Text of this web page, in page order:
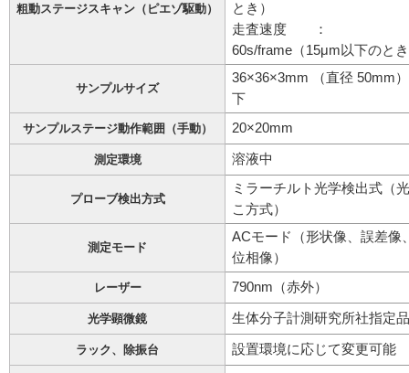
粗動ステージスキャン（ピエゾ駆動）
とき）
走査速度 ：
60s/frame（15μm以下のと
サンプルサイズ
36×36×3mm （直径 50mm
下
サンプルステージ動作範囲（手動） 20×20mm
測定環境 溶液中
プローブ検出方式
ミラーチルト光学検出式（
こ方式）
測定モード
ACモード（形状像、誤差像
位相像）
レーザー 790nm（赤外）
光学顕微鏡 生体分子計測研究所社指定
ラック、除振台 設置環境に応じて変更可能